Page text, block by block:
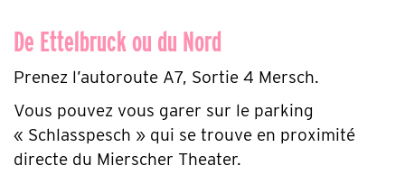
De Ettelbruck ou du Nord
Prenez l’autoroute A7, Sortie 4 Mersch.
Vous pouvez vous garer sur le parking
« Schlasspesch » qui se trouve en proximité
directe du Mierscher Theater.